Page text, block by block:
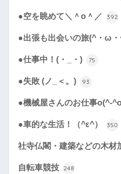
●空を眺めて＼＾o＾／ 392
●出張も出会いの旅(^・ω
●仕事中！(・_・) 75
●失敗 (ノ_＜。) 93
●機械屋さんのお仕事o(^-
●車的な生活！（^ε^） 350
社寺仏閣・建築などの木材
自転車競技 248